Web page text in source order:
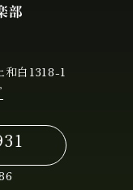
和白1318-1